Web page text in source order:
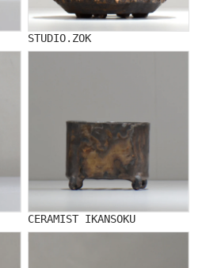
STUDIO.ZOK
CERAMIST IKANSOKU